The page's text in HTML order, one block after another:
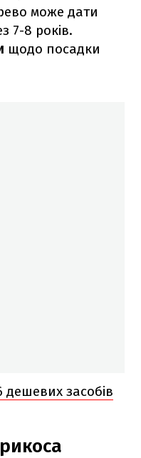
може дати
7-8 років.
щодо посадки
дешевих засобів